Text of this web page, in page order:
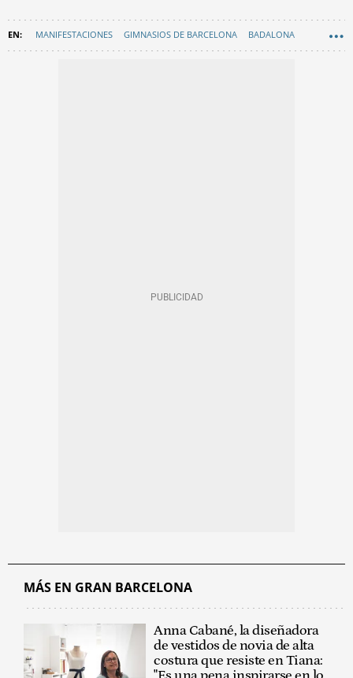
MANIFESTACIONES GIMNASIOS DE BARCELONA BADALONA
MÁS EN GRAN BARCELONA
Anna Cabané, la diseñadora
de vestidos de novia de alta
costura que resiste en Tiana: